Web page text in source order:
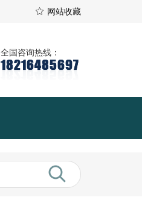
网站收藏
全国咨询热线：
18216485697